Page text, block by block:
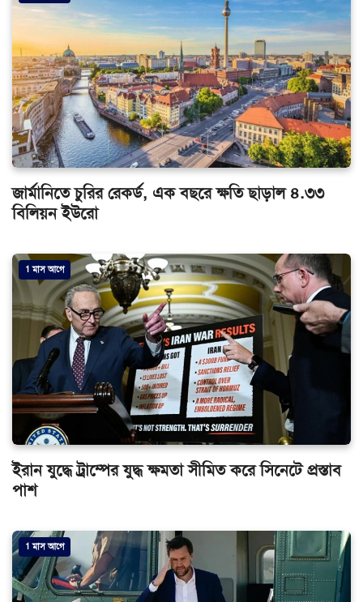
জার্মানিতে চুরির রেকর্ড, এক বছরে ক্ষতি ছাড়াল ৪.৩৩
বিলিয়ন ইউরো
1 মাস আগে
ইরান যুদ্ধে ট্রাম্পের যুদ্ধ ক্ষমতা সীমিত করে সিনেটে প্রস্তাব
পাশ
1 মাস আগে